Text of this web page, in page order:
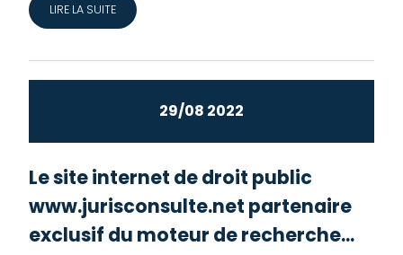
LIRE LA SUITE
29/08 2022
Le site internet de droit public
www.jurisconsulte.net partenaire
exclusif du moteur de recherche...